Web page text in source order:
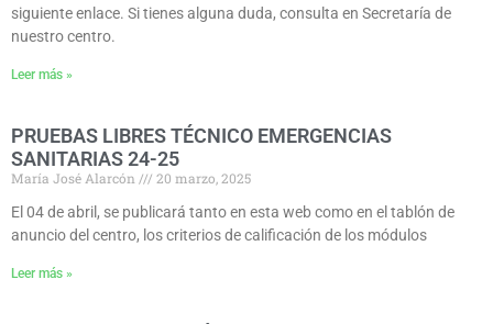
siguiente enlace. Si tienes alguna duda, consulta en Secretaría de
nuestro centro.
Leer más »
PRUEBAS LIBRES TÉCNICO EMERGENCIAS
SANITARIAS 24-25
María José Alarcón
20 marzo, 2025
El 04 de abril, se publicará tanto en esta web como en el tablón de
anuncio del centro, los criterios de calificación de los módulos
Leer más »